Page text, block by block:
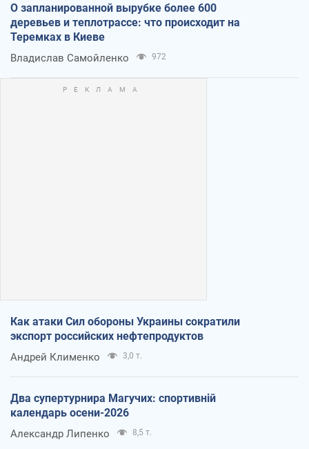
О запланированной вырубке более 600
деревьев и теплотрассе: что происходит на
Теремках в Киеве
Владислав Самойленко 972
Как атаки Сил обороны Украины сократили
экспорт российских нефтепродуктов
Андрей Клименко 3,0 т.
Два супертурнира Магучих: спортивній
календарь осени-2026
Александр Липенко 8,5 т.